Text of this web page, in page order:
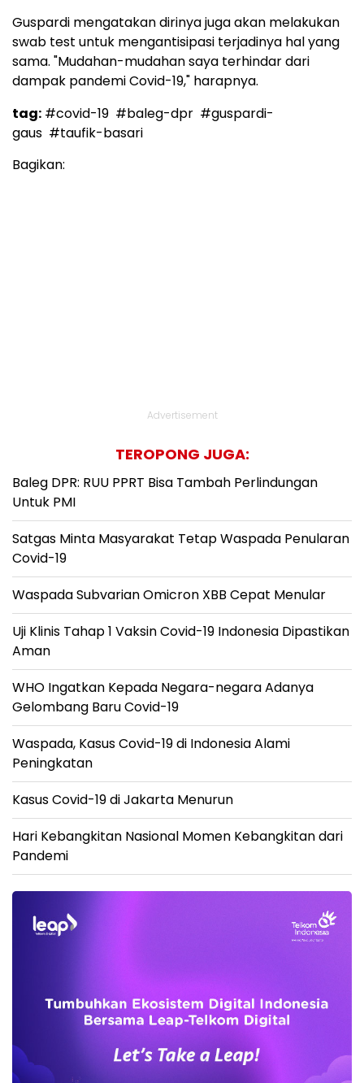
Guspardi mengatakan dirinya juga akan melakukan
swab test untuk mengantisipasi terjadinya hal yang
sama. "Mudahan-mudahan saya terhindar dari
dampak pandemi Covid-19," harapnya.
tag: #covid-19 #baleg-dpr #guspardi-
gaus #taufik-basari
Bagikan:
Advertisement
TEROPONG JUGA:
Baleg DPR: RUU PPRT Bisa Tambah Perlindungan
Untuk PMI
Satgas Minta Masyarakat Tetap Waspada Penularan
Covid-19
Waspada Subvarian Omicron XBB Cepat Menular
Uji Klinis Tahap 1 Vaksin Covid-19 Indonesia Dipastikan
Aman
WHO Ingatkan Kepada Negara-negara Adanya
Gelombang Baru Covid-19
Waspada, Kasus Covid-19 di Indonesia Alami
Peningkatan
Kasus Covid-19 di Jakarta Menurun
Hari Kebangkitan Nasional Momen Kebangkitan dari
Pandemi